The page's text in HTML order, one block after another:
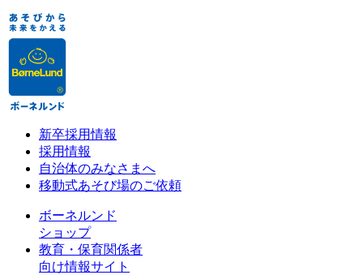
新卒採用情報
採用情報
自治体のみなさまへ
移動式あそび場のご依頼
ボーネルンド
ショップ
教育・保育関係者
向け情報サイト